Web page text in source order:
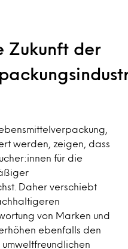
Zukunft der
werden, zeigen, dass
für die
Daher verschiebt
von Marken und
ebenfalls den
umweltfreundlichen